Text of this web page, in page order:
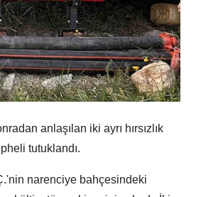
anlaşılan iki ayrı hırsızlık
tutuklandı.
narenciye bahçesindeki